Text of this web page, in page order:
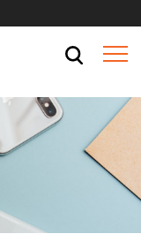
sekcji
/
/
Menu